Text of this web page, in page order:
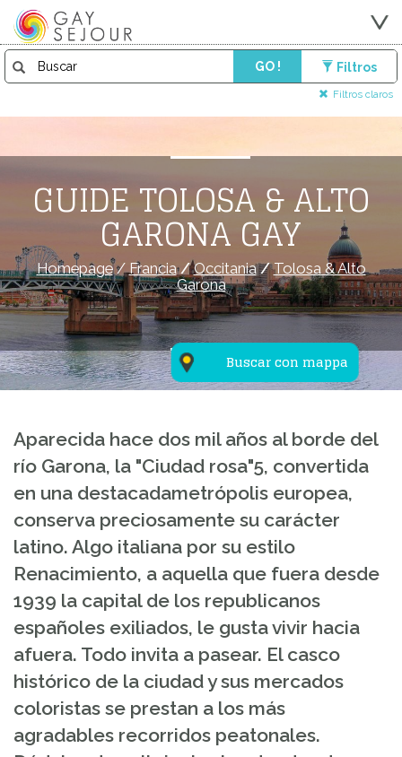
GO ! Filtros
Filtros claros
Buscar con mappa
GUIDE TOLOSA & ALTO
GARONA GAY
Homepage/Francia/Occitania/Tolosa & Alto
Garona
Aparecida hace dos mil años al borde del
río Garona, la "Ciudad rosa"5, convertida
en una destacadametrópolis europea,
conserva preciosamente su carácter
latino. Algo italiana por su estilo
Renacimiento, a aquella que fuera desde
1939 la capital de los republicanos
españoles exiliados, le gusta vivir hacia
afuera. Todo invita a pasear. El casco
histórico de la ciudad y sus mercados
coloristas se prestan a los más
agradables recorridos peatonales.